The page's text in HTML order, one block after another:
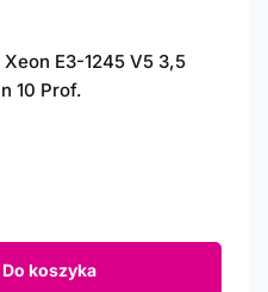
E3-1245 V5 3,5
10 Prof.
Do koszyka